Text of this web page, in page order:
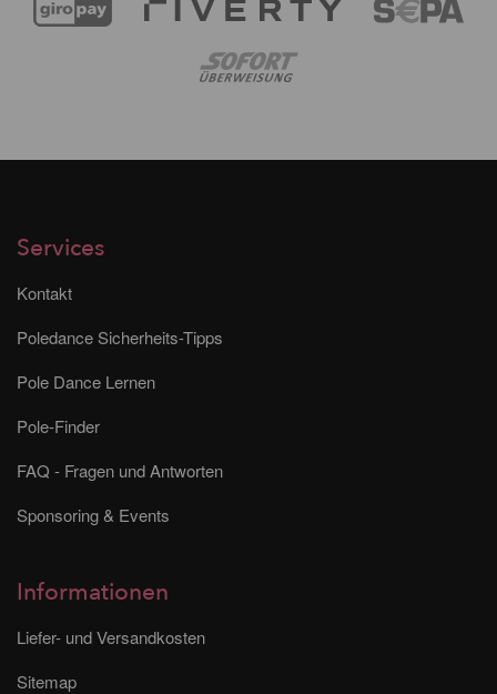
Services
Kontakt
Poledance Sicherheits-Tipps
Pole Dance Lernen
Pole-Finder
FAQ - Fragen und Antworten
Sponsoring & Events
Informationen
Liefer- und Versandkosten
Sitemap